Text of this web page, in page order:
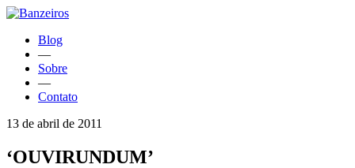
Blog
—
Sobre
—
Contato
13 de abril de 2011
‘OUVIRUNDUM’